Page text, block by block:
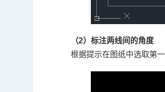
（2）标注两线间的角度
根据提示在图纸中选取第